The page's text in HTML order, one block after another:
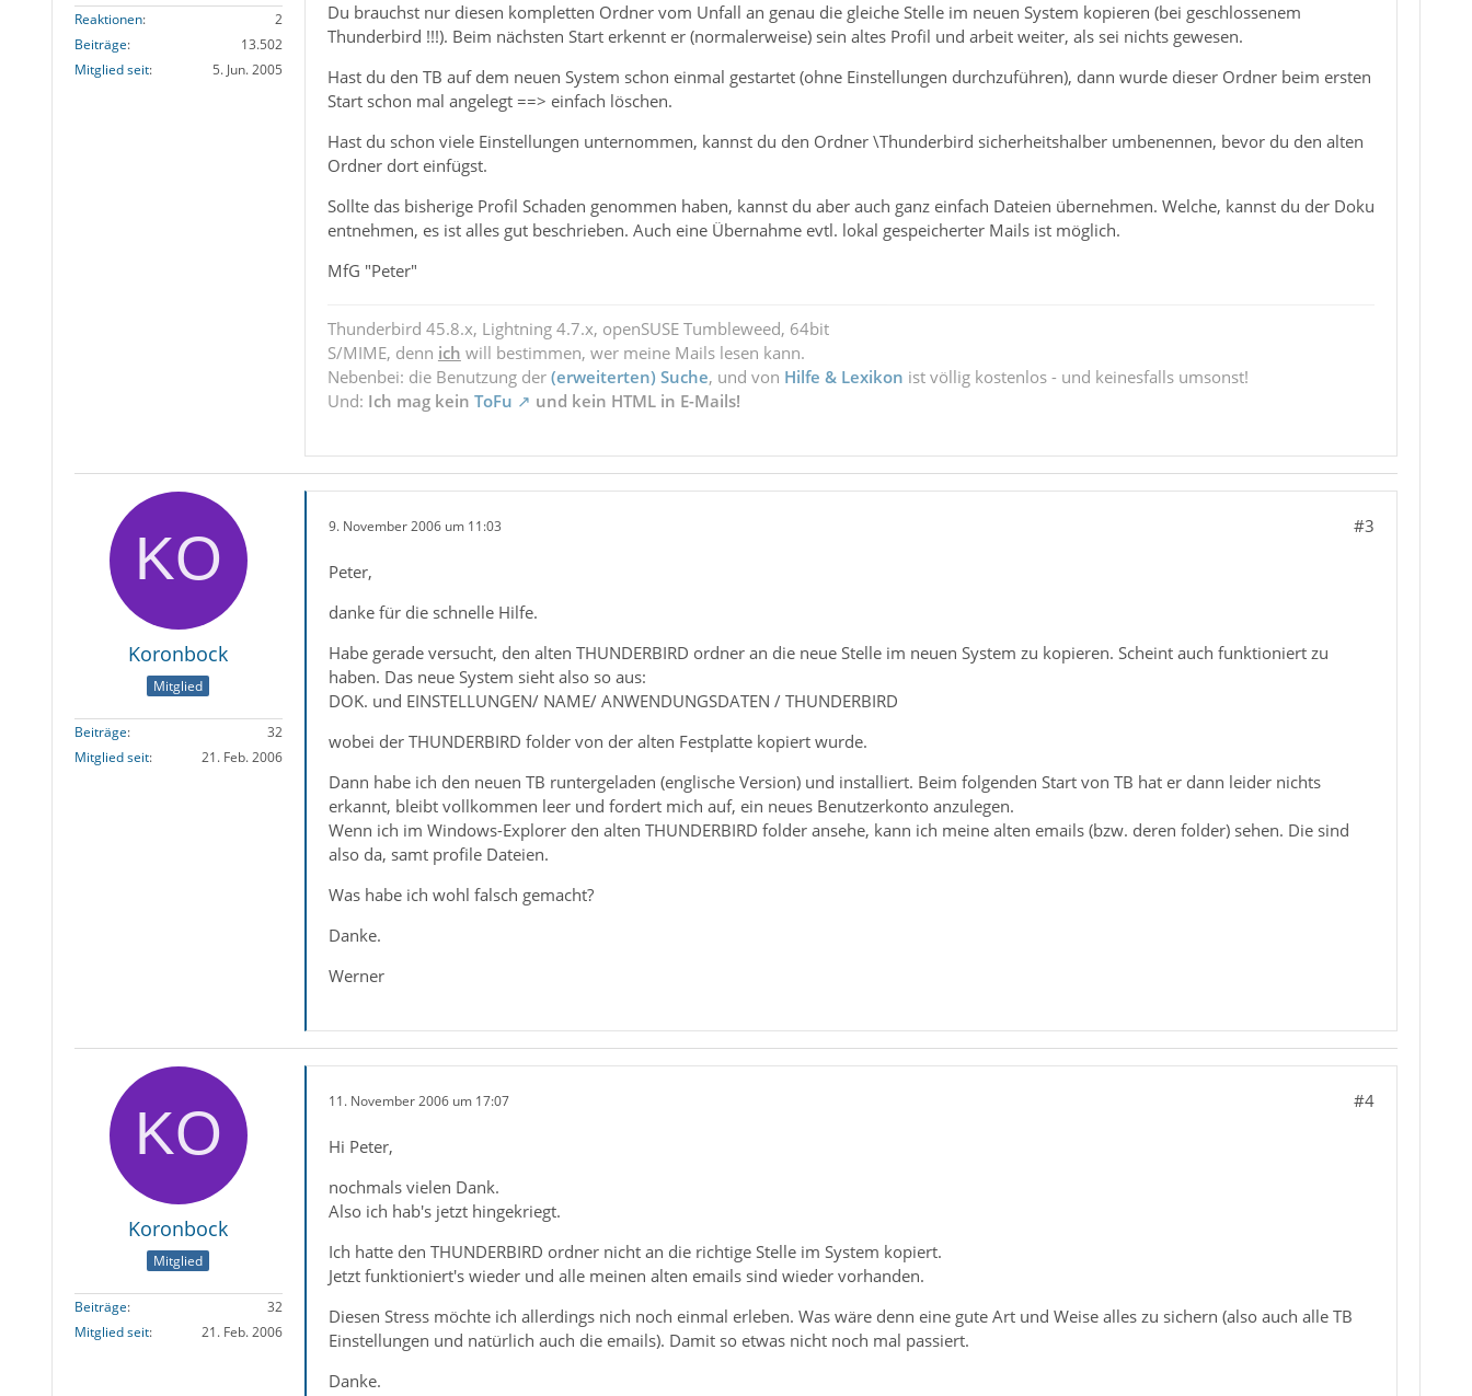
Reaktionen
2
Beiträge
13.502
Mitglied seit
5. Jun. 2005
Du brauchst nur diesen kompletten Ordner vom Unfall an genau die gleiche Stelle im neuen System kopieren (bei geschlossenem
Thunderbird !!!). Beim nächsten Start erkennt er (normalerweise) sein altes Profil und arbeit weiter, als sei nichts gewesen.
Hast du den TB auf dem neuen System schon einmal gestartet (ohne Einstellungen durchzuführen), dann wurde dieser Ordner beim ersten
Start schon mal angelegt ==> einfach löschen.
Hast du schon viele Einstellungen unternommen, kannst du den Ordner \Thunderbird sicherheitshalber umbenennen, bevor du den alten
Ordner dort einfügst.
Sollte das bisherige Profil Schaden genommen haben, kannst du aber auch ganz einfach Dateien übernehmen. Welche, kannst du der Doku
entnehmen, es ist alles gut beschrieben. Auch eine Übernahme evtl. lokal gespeicherter Mails ist möglich.
MfG "Peter"
Thunderbird 45.8.x, Lightning 4.7.x, openSUSE Tumbleweed, 64bit
S/MIME, denn ich will bestimmen, wer meine Mails lesen kann.
Nebenbei: die Benutzung der (erweiterten) Suche, und von Hilfe & Lexikon ist völlig kostenlos - und keinesfalls umsonst!
Und: Ich mag kein ToFu und kein HTML in E-Mails!
Koronbock
Mitglied
Beiträge
32
Mitglied seit
21. Feb. 2006
9. November 2006 um 11:03 #3
Peter,
danke für die schnelle Hilfe.
Habe gerade versucht, den alten THUNDERBIRD ordner an die neue Stelle im neuen System zu kopieren. Scheint auch funktioniert zu
haben. Das neue System sieht also so aus:
DOK. und EINSTELLUNGEN/ NAME/ ANWENDUNGSDATEN / THUNDERBIRD
wobei der THUNDERBIRD folder von der alten Festplatte kopiert wurde.
Dann habe ich den neuen TB runtergeladen (englische Version) und installiert. Beim folgenden Start von TB hat er dann leider nichts
erkannt, bleibt vollkommen leer und fordert mich auf, ein neues Benutzerkonto anzulegen.
Wenn ich im Windows-Explorer den alten THUNDERBIRD folder ansehe, kann ich meine alten emails (bzw. deren folder) sehen. Die sind
also da, samt profile Dateien.
Was habe ich wohl falsch gemacht?
Danke.
Werner
Koronbock
Mitglied
Beiträge
32
Mitglied seit
21. Feb. 2006
11. November 2006 um 17:07 #4
Hi Peter,
nochmals vielen Dank.
Also ich hab's jetzt hingekriegt.
Ich hatte den THUNDERBIRD ordner nicht an die richtige Stelle im System kopiert.
Jetzt funktioniert's wieder und alle meinen alten emails sind wieder vorhanden.
Diesen Stress möchte ich allerdings nich noch einmal erleben. Was wäre denn eine gute Art und Weise alles zu sichern (also auch alle TB
Einstellungen und natürlich auch die emails). Damit so etwas nicht noch mal passiert.
Danke.